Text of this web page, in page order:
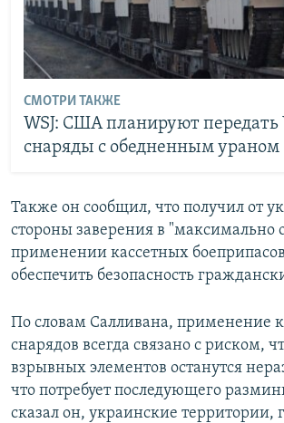
СМОТРИ ТАКЖЕ
WSJ: США планируют передать
снаряды с обедненным ураном
Также он сообщил, что получил от
стороны заверения в "максимально
применении кассетных
обеспечить безопасность
По словам Салливана, применение
снарядов всегда связано с риском,
взрывных элементов останутся
что потребует последующего
сказал он, украинские территории,